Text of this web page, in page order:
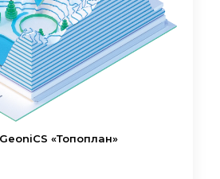
«Топоплан»